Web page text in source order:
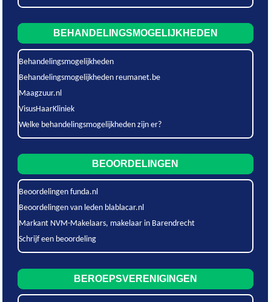
BEHANDELINGSMOGELIJKHEDEN
Behandelingsmogelijkheden
Behandelingsmogelijkheden reumanet.be
Maagzuur.nl
VisusHaarKliniek
Welke behandelingsmogelijkheden zijn er?
BEOORDELINGEN
Beoordelingen funda.nl
Beoordelingen van leden blablacar.nl
Markant NVM-Makelaars, makelaar in Barendrecht
Schrijf een beoordeling
BEROEPSVERENIGINGEN